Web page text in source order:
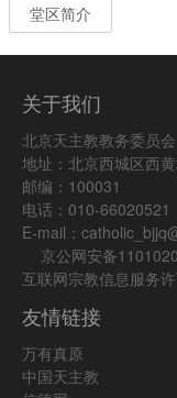
堂区简介
关于我们
北京天主教教务委员会
地址：北京西城区西
邮编：100031
电话：010-66020521
E-mail：
京公网安备
互联网宗教信息服务
友情链接
万有真原
中国天主教